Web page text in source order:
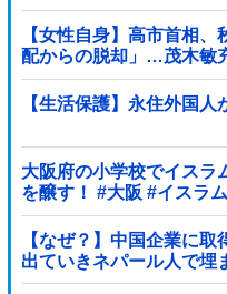
【女性自身】高市首相
配からの脱却」…茂木敏
【生活保護】永住外国人
大阪府の小学校でイスラ
を醸す！ #大阪
【なぜ？】中国企業に
出ていきネパール人で埋